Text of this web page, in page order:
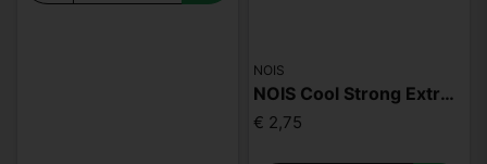
NOIS
NOIS Cool Strong Extreme 50mg
€ 2,75